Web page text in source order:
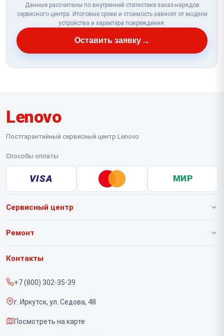
Данные рассчитаны по внутренней статистике заказ-нарядов
сервисного центра. Итоговые сроки и стоимость зависят от модели
устройства и характера повреждения.
Оставить заявку→
Lenovo
Постгарантийный сервисный центр Lenovo
Способы оплаты
VISA МИР
Сервисный центр
О нашем сервисе
Срочный ремонт
Доставка и способы оплаты
Диагностика
Ремонт
Ноутбуков
Контакты
+7 (800) 302-35-39
г. Иркутск, ул. Седова, 48
Посмотреть на карте